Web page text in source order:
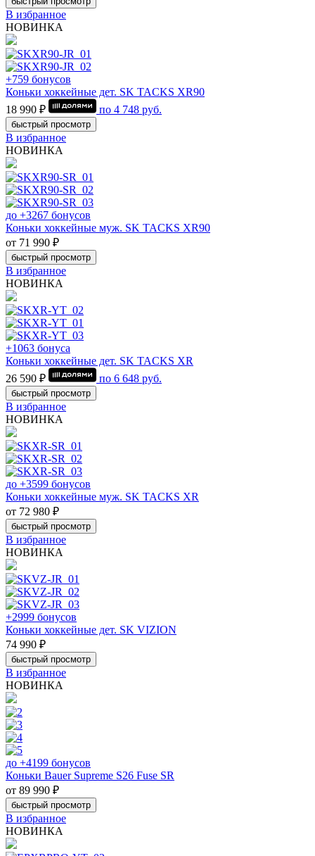
В избранное
НОВИНКА
+759 бонусов
Коньки хоккейные дет. SK TACKS XR90
18 990 ₽
по 4 748 руб.
быстрый просмотр
В избранное
НОВИНКА
до +3267 бонусов
Коньки хоккейные муж. SK TACKS XR90
от 71 990 ₽
быстрый просмотр
В избранное
НОВИНКА
+1063 бонуса
Коньки хоккейные дет. SK TACKS XR
26 590 ₽
по 6 648 руб.
быстрый просмотр
В избранное
НОВИНКА
до +3599 бонусов
Коньки хоккейные муж. SK TACKS XR
от 72 980 ₽
быстрый просмотр
В избранное
НОВИНКА
+2999 бонусов
Коньки хоккейные дет. SK VIZION
74 990 ₽
быстрый просмотр
В избранное
НОВИНКА
до +4199 бонусов
Коньки Bauer Supreme S26 Fuse SR
от 89 990 ₽
быстрый просмотр
В избранное
НОВИНКА